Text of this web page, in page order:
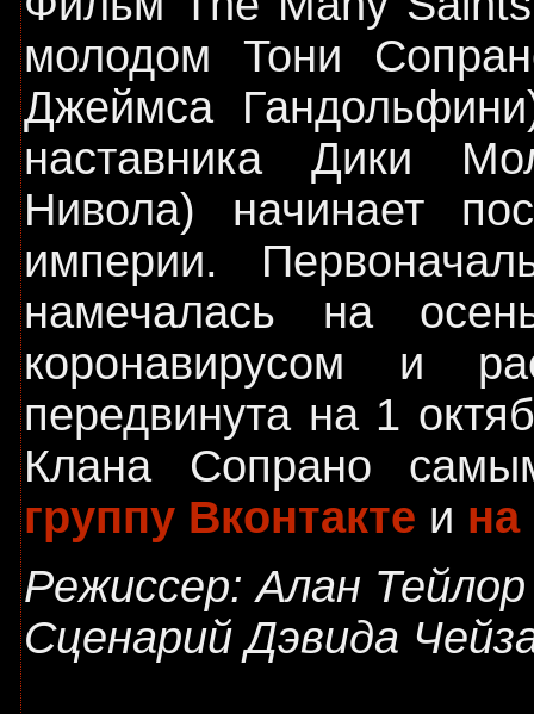
молодом Тони
Джеймса
наставника Дики
Нивола) начинает
империи.
намечалась на
коронавирусом и
передвинута на 1
Клана Сопрано
группу Вконтакте и на
Режиссер: Алан Тейлор
Сценарий Дэвида